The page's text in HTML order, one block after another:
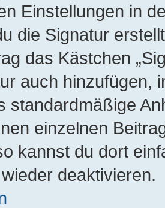
Einstellungen in
die Signatur
das Kästchen
auch hinzufügen,
standardmäßige
einzelnen
kannst du dort
deaktivieren.